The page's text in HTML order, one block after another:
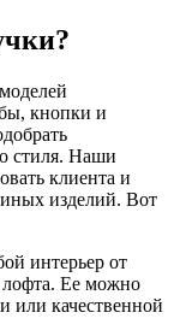
кнопки и
стиля. Наши
клиента и
изделий. Вот
интерьер от
лофта. Ее можно
или качественной